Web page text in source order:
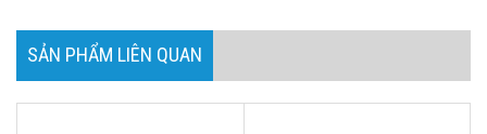
SẢN PHẨM LIÊN QUAN